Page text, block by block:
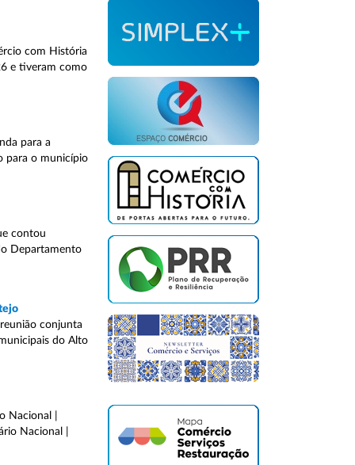
com História
e tiveram como
para a
para o município
contou
Departamento
conjunta
do Alto
Nacional |
Nacional |